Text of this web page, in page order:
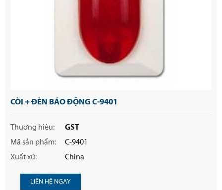
CÒI + ĐÈN BÁO ĐỘNG C-9401
Thương hiệu:
GST
Mã sản phẩm:
C-9401
Xuất xứ:
China
LIÊN HỆ NGAY